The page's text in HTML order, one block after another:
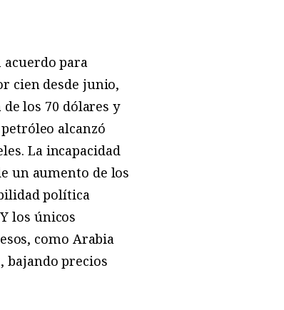
acuerdo para
cien desde junio,
los 70 dólares y
alcanzó
La incapacidad
un aumento de los
política
los únicos
como Arabia
bajando precios